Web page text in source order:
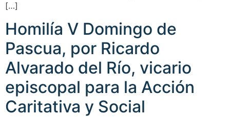
[…]
Homilía V Domingo de
Pascua, por Ricardo
Alvarado del Río, vicario
episcopal para la Acción
Caritativa y Social